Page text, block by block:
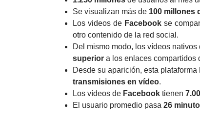
Se visualizan más de 100 millones
Los videos de Facebook se
otro contenido de la red social.
Del mismo modo, los vídeos nativos
superior a los enlaces compartidos
Desde su aparición, esta plataforma
transmisiones en vídeo.
Los vídeos de Facebook tienen
El usuario promedio pasa 26